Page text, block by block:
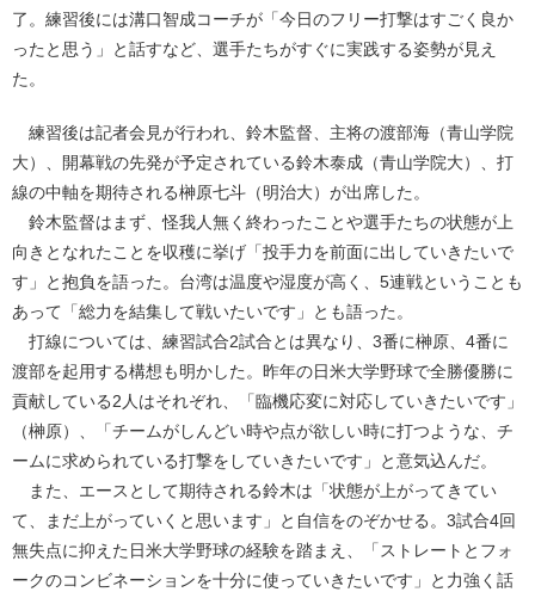
了。練習後には溝口智成コーチが「今日のフリー打撃はすごく良か
ったと思う」と話すなど、選手たちがすぐに実践する姿勢が見え
た。
練習後は記者会見が行われ、鈴木監督、主将の渡部海（青山学院
大）、開幕戦の先発が予定されている鈴木泰成（青山学院大）、打
線の中軸を期待される榊原七斗（明治大）が出席した。
鈴木監督はまず、怪我人無く終わったことや選手たちの状態が上
向きとなれたことを収穫に挙げ「投手力を前面に出していきたいで
す」と抱負を語った。台湾は温度や湿度が高く、5連戦ということも
あって「総力を結集して戦いたいです」とも語った。
打線については、練習試合2試合とは異なり、3番に榊原、4番に
渡部を起用する構想も明かした。昨年の日米大学野球で全勝優勝に
貢献している2人はそれぞれ、「臨機応変に対応していきたいです」
（榊原）、「チームがしんどい時や点が欲しい時に打つような、チ
ームに求められている打撃をしていきたいです」と意気込んだ。
また、エースとして期待される鈴木は「状態が上がってきてい
て、まだ上がっていくと思います」と自信をのぞかせる。3試合4回
無失点に抑えた日米大学野球の経験を踏まえ、「ストレートとフォ
ークのコンビネーションを十分に使っていきたいです」と力強く話